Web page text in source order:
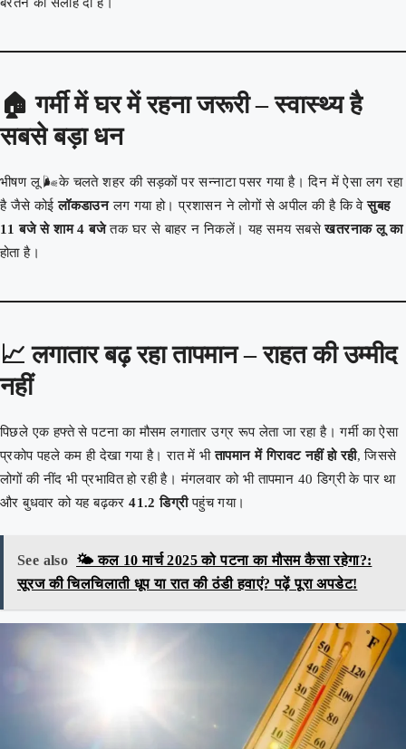
बरतने की सलाह दी है।
🏠गर्मी में घर में रहना जरूरी – स्वास्थ्य है
सबसे बड़ा धन
भीषण लू 🌬️के चलते शहर की सड़कों पर सन्नाटा पसर गया है। दिन में ऐसा लग रहा
है जैसे कोईलॉकडाउनलग गया हो। प्रशासन ने लोगों से अपील की है कि वेसुबह
11 बजे से शाम 4 बजेतक घर से बाहर न निकलें। यह समय सबसेखतरनाक लू का
होता है।
📈लगातार बढ़ रहा तापमान – राहत की उम्मीद
नहीं
पिछले एक हफ्ते से पटना का मौसम लगातार उग्र रूप लेता जा रहा है। गर्मी का ऐसा
प्रकोप पहले कम ही देखा गया है। रात में भीतापमान में गिरावट नहीं हो रही, जिससे
लोगों की नींद भी प्रभावित हो रही है। मंगलवार को भी तापमान 40 डिग्री के पार था
और बुधवार को यह बढ़कर41.2 डिग्रीपहुंच गया।
See also 🌤️ कल 10 मार्च 2025 को पटना का मौसम कैसा रहेगा?:
सूरज की चिलचिलाती धूप या रात की ठंडी हवाएं? पढ़ें पूरा अपडेट!